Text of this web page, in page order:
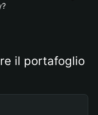
il portafoglio